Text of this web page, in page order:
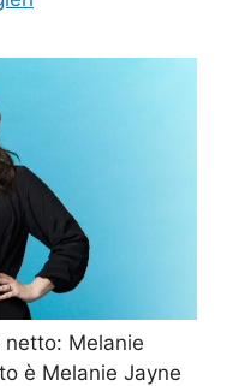
netto: Melanie
è Melanie Jayne